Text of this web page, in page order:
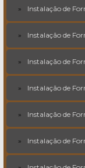
Instalação de
Instalação de
Instalação de
Instalação de
Instalação de
Instalação de